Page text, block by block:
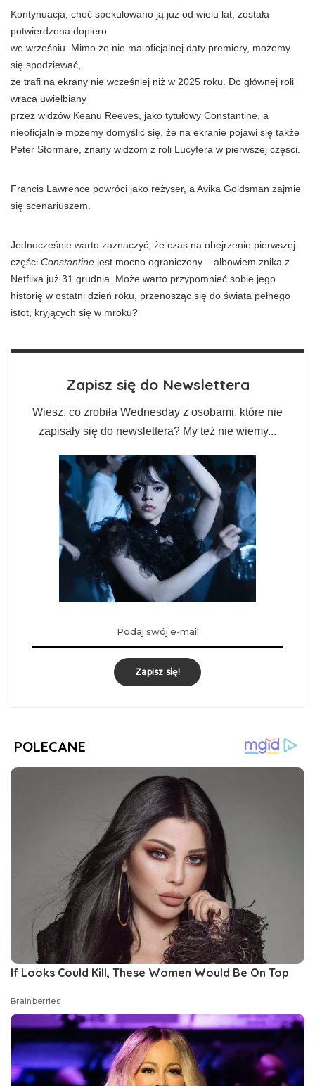
Kontynuacja, choć spekulowano ją już od wielu lat, została
potwierdzona dopiero
we wrześniu. Mimo że nie ma oficjalnej daty premiery, możemy
się spodziewać,
że trafi na ekrany nie wcześniej niż w 2025 roku. Do głównej roli
wraca uwielbiany
przez widzów Keanu Reeves, jako tytułowy Constantine, a
nieoficjalnie możemy domyślić się, że na ekranie pojawi się także
Peter Stormare, znany widzom z roli Lucyfera w pierwszej części.
Francis Lawrence powróci jako reżyser, a Avika Goldsman zajmie
się scenariuszem.
Jednocześnie warto zaznaczyć, że czas na obejrzenie pierwszej
części Constantine jest mocno ograniczony – albowiem znika z
Netflixa już 31 grudnia. Może warto przypomnieć sobie jego
historię w ostatni dzień roku, przenosząc się do świata pełnego
istot, kryjących się w mroku?
Zapisz się do Newslettera
Wiesz, co zrobiła Wednesday z osobami, które nie
zapisały się do newslettera? My też nie wiemy...
Zapisz się!